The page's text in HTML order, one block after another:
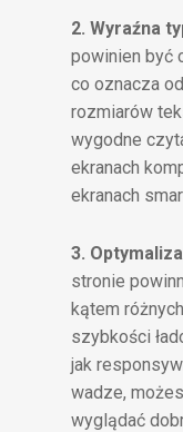
2. Wyraźna
powinien być
co oznacza
rozmiarów
wygodne
ekranach
ekranach
3.
stronie
kątem
szybkości
jak
wadze,
wyglądać